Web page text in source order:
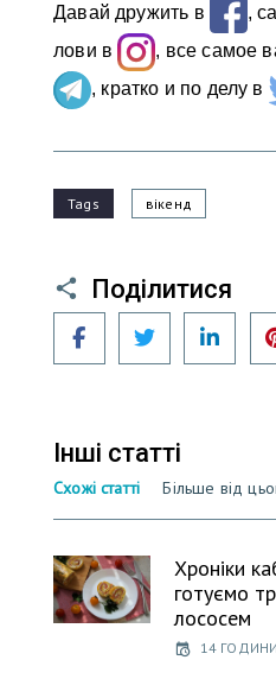
Давай дружить в
,
лови в
, все самое
, кратко и по делу в
Tags вікенд
Поділитися
FacebookTwitter
Інші статті
Схожі статті Більше від
Хроніки
готуємо
лососем
14